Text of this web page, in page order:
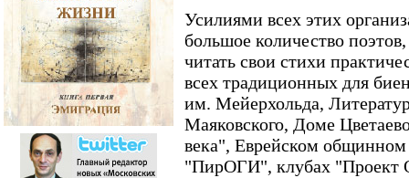
Усилиями всех этих
большое количество
читать свои стихи
всех традиционных для
им. Мейерхольда,
Маяковского, Доме
века", Еврейском общинном
"ПирОГИ", клубах "Проект